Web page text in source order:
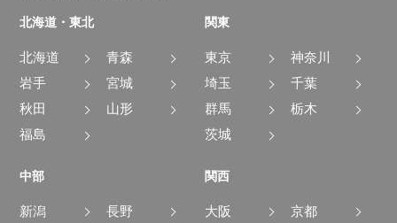
北海道・東北
北海道
青森
岩手
宮城
秋田
山形
福島
関東
東京
神奈川
埼玉
千葉
群馬
栃木
茨城
中部
新潟
長野
関西
大阪
京都